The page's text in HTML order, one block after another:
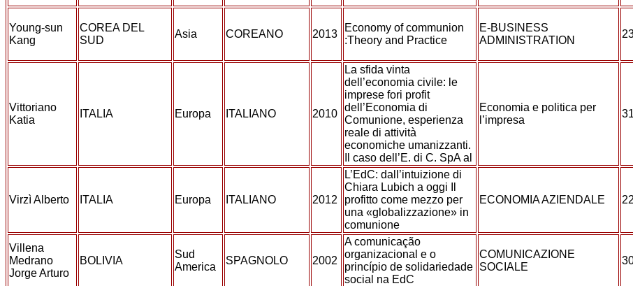
Young-sun
Kang
COREA DEL
SUD
Asia COREANO 2013
Economy of communion
:Theory and Practice
E-BUSINESS
ADMINISTRATION
Vittoriano
Katia
ITALIA Europa ITALIANO 2010
La sfida vinta
dell’economia civile: le
imprese fori profit
dell’Economia di
Comunione, esperienza
reale di attività
economiche umanizzanti.
Il caso dell’E. di C. SpA al
Economia e politica per
l’impresa
Virzì Alberto ITALIA Europa ITALIANO 2012
L’EdC: dall’intuizione di
Chiara Lubich a oggi Il
profitto come mezzo per
una «globalizzazione» in
comunione
ECONOMIA AZIENDALE
Villena
Medrano
Jorge Arturo
BOLIVIA
Sud
America
SPAGNOLO 2002
A comunicação
organizacional e o
princípio de solidariedade
social na EdC
COMUNICAZIONE
SOCIALE